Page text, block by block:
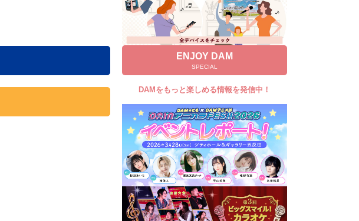
DAMの新曲・ランキングなど
カラオケ最新情報をチェック！
自宅でカラオケ歌い放題！
家族や友達と一緒に！練習にも！
ENJOY DAM
SPECIAL
DAMをもっと楽しめる情報を発信中！